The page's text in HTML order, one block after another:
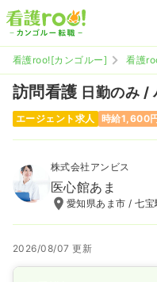
看護roo![カンゴルー] 看護
訪問看護 日勤のみ /
エージェント求人 時給1,600
株式会社アンビス
医心館あま
愛知県あま市 / 七
2026/08/07 更新